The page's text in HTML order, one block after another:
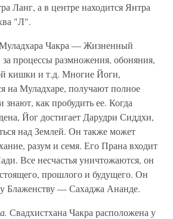
Ланг, а в центре находится Янтра
"Л".
Чакра — Жизненный
процессы размножения, обоняния,
кишки и т.д. Многие Йоги,
на Муладхаре, получают полное
как пробудить ее. Когда
Йог достигает Дарудри Сиддхи,
над Землей. Он также может
разум и семя. Его Прана входит
Все несчастья уничтожаются, он
прошлого и будущего. Он
Блаженству — Сахаджа Ананде.
Свадхистхана Чакра расположена у